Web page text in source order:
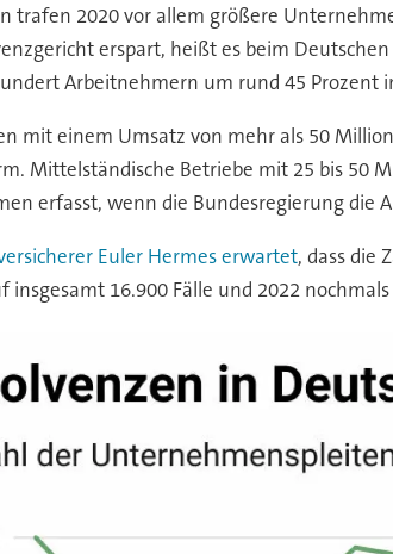
trafen 2020 vor allem größere
erspart, heißt es beim
Arbeitnehmern um rund 45 Prozent
mit einem Umsatz von mehr als 50
Mittelständische Betriebe mit 25 bis 50
erfasst, wenn die Bundesregierung die
Euler Hermes erwartet, dass die
insgesamt 16.900 Fälle und 2022